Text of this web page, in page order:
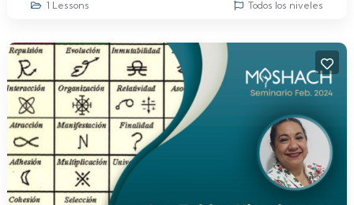
1 Lessons Todos los niveles